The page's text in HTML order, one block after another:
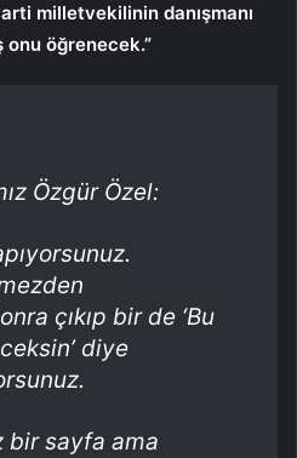
milletvekilinin danışmanı
onu öğrenecek.”
Özgür Özel:
çıkıp bir de ‘Bu
diye
bir sayfa ama